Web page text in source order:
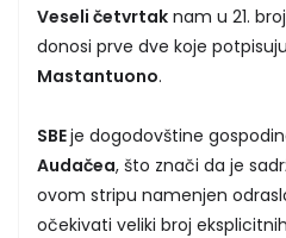
Veseli četvrtak nam u 21.
donosi prve dve koje potpisuju
Mastantuono.
SBEje dogodovštine
Audačea, što znači da je
ovom stripu namenjen
očekivati veliki broj